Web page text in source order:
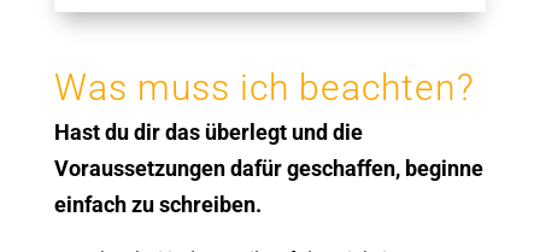
Was muss ich beachten?
Hast du dir das überlegt und die
Voraussetzungen dafür geschaffen, beginne
einfach zu schreiben.